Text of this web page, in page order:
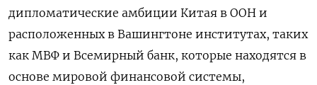
дипломатические амбиции Китая в ООН и
расположенных в Вашингтоне институтах, таких
как МВФ и Всемирный банк, которые находятся в
основе мировой финансовой системы,